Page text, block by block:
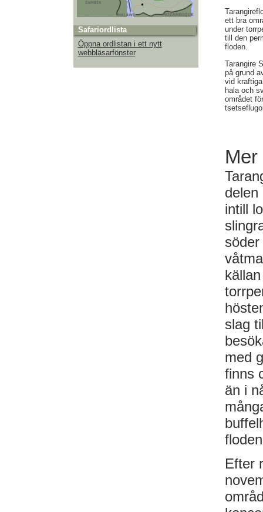
Safariordlista
Öppna ordlistan i ett nytt
webbläsarfönster
ett bra
under
till den
floden.
Tarangire
på grund
vid
hala och
området
Mer
delen
intill
slag
med
finns
än i
Efter